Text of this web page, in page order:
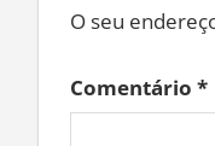
O seu
Comentário *